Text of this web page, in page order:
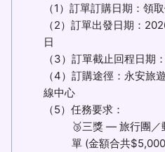
（1）訂單訂購日期：領
（2）訂單出發日期：
日
（3）訂單截止回程日期
（4）訂購途徑：永安旅
線中心
（5）任務要求：
🥉三獎 — 旅行團／
單 (金額合共